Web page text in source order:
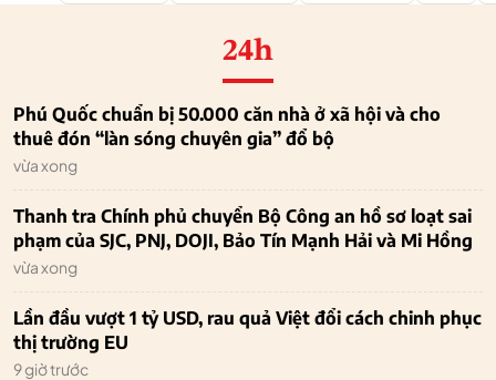
24h
Phú Quốc chuẩn bị 50.000 căn nhà ở xã hội và cho
thuê đón “làn sóng chuyên gia” đổ bộ
vừa xong
Thanh tra Chính phủ chuyển Bộ Công an hồ sơ loạt sai
phạm của SJC, PNJ, DOJI, Bảo Tín Mạnh Hải và Mi Hồng
vừa xong
Lần đầu vượt 1 tỷ USD, rau quả Việt đổi cách chinh phục
thị trường EU
9 giờ trước